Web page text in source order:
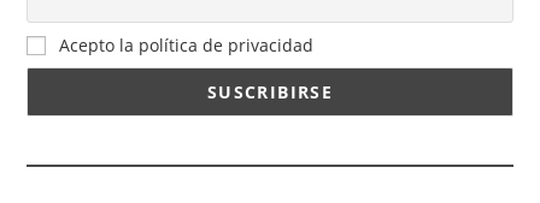
Acepto la política de privacidad